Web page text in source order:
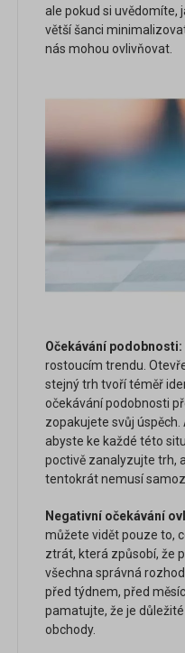
ale pokud si uvědomíte,
větší šanci
nás mohou ovlivňovat.
Očekávání podobnosti:
rostoucím trendu.
stejný trh tvoří téměř
očekávání podobnosti
zopakujete svůj úspěch.
abyste ke každé této
poctivě zanalyzujte trh,
tentokrát nemusí
Negativní očekávání
můžete vidět pouze to,
ztrát, která způsobí, že
všechna správná
před týdnem, před
pamatujte, že je
obchody.